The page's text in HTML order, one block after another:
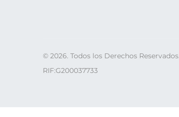
© 2026. Todos los Derechos
RIF:G200037733